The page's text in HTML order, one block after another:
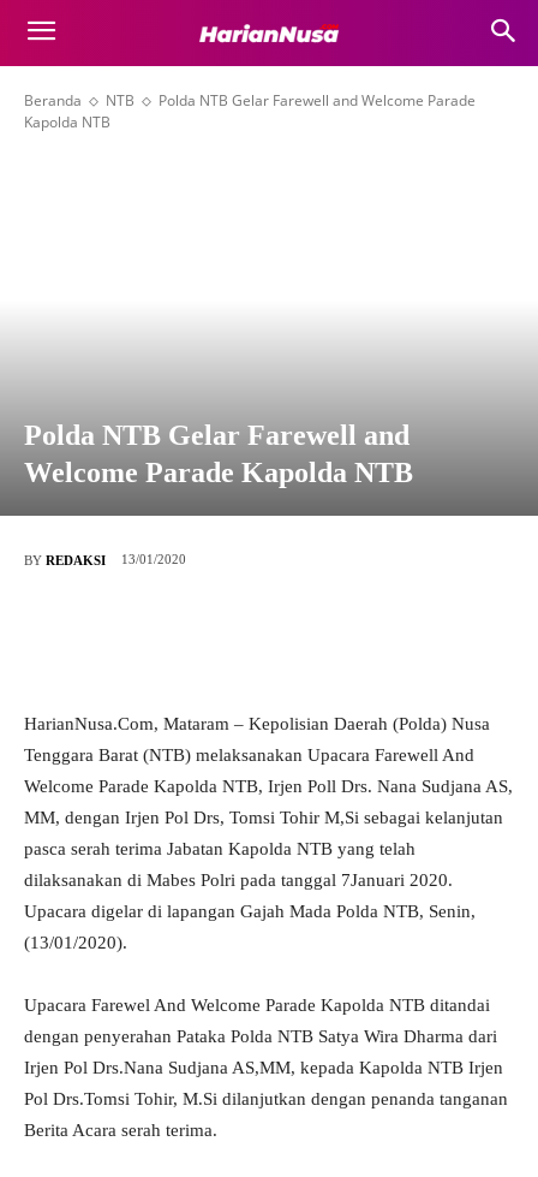
Beranda NTB
Polda NTB Gelar Farewell and Welcome Parade
Kapolda NTB
Polda NTB Gelar Farewell and
Welcome Parade Kapolda NTB
BY REDAKSI 13/01/2020
HarianNusa.Com, Mataram – Kepolisian Daerah (Polda) Nusa
Tenggara Barat (NTB) melaksanakan Upacara Farewell And
Welcome Parade Kapolda NTB, Irjen Poll Drs. Nana Sudjana AS,
MM, dengan Irjen Pol Drs, Tomsi Tohir M,Si sebagai kelanjutan
pasca serah terima Jabatan Kapolda NTB yang telah
dilaksanakan di Mabes Polri pada tanggal 7Januari 2020.
Upacara digelar di lapangan Gajah Mada Polda NTB, Senin,
(13/01/2020).
Upacara Farewel And Welcome Parade Kapolda NTB ditandai
dengan penyerahan Pataka Polda NTB Satya Wira Dharma dari
Irjen Pol Drs.Nana Sudjana AS,MM, kepada Kapolda NTB Irjen
Pol Drs.Tomsi Tohir, M.Si dilanjutkan dengan penanda tanganan
Berita Acara serah terima.